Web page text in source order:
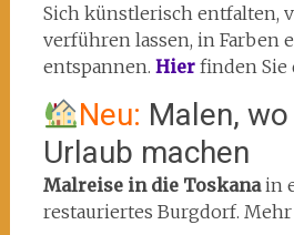
Sich künstlerisch entfalten,
verführen lassen, in Farben
entspannen. Hier finden Sie
Neu: Malen,
Urlaub machen
Malreise in die Toskanain
restauriertes Burgdorf. Mehr